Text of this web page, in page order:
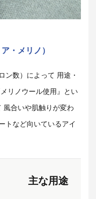
・メリノ）
ン数）によって 用途・
リノウール使用』とい
風合いや肌触りが変わ
トなど向いているアイ
主な用途